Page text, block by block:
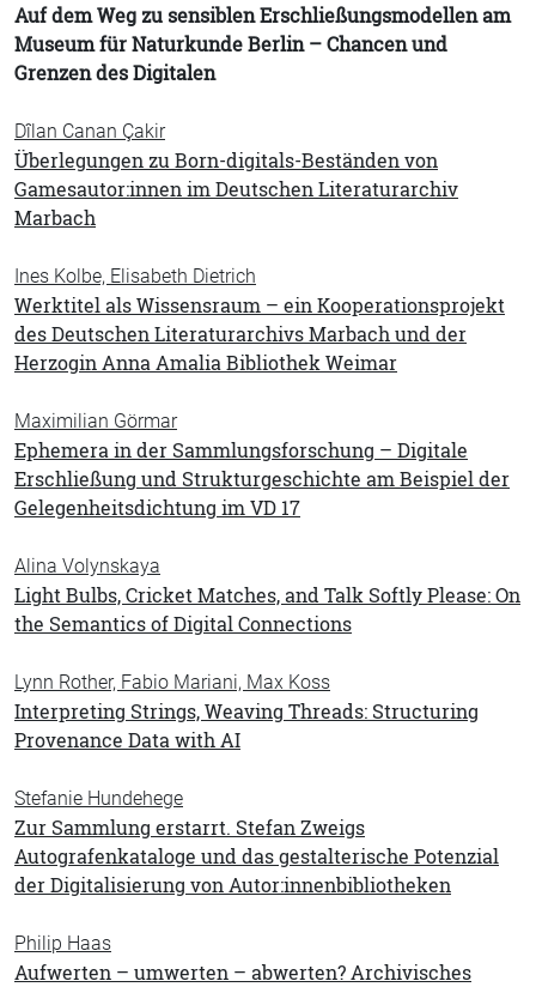
Auf dem Weg zu sensiblen Erschließungsmodellen am
Museum für Naturkunde Berlin – Chancen und
Grenzen des Digitalen
Dîlan Canan Çakir
Überlegungen zu Born-digitals-Beständen von
Gamesautor:innen im Deutschen Literaturarchiv
Marbach
Ines Kolbe, Elisabeth Dietrich
Werktitel als Wissensraum – ein Kooperationsprojekt
des Deutschen Literaturarchivs Marbach und der
Herzogin Anna Amalia Bibliothek Weimar
Maximilian Görmar
Ephemera in der Sammlungsforschung – Digitale
Erschließung und Strukturgeschichte am Beispiel der
Gelegenheitsdichtung im VD 17
Alina Volynskaya
Light Bulbs, Cricket Matches, and Talk Softly Please: On
the Semantics of Digital Connections
Lynn Rother, Fabio Mariani, Max Koss
Interpreting Strings, Weaving Threads: Structuring
Provenance Data with AI
Stefanie Hundehege
Zur Sammlung erstarrt. Stefan Zweigs
Autografenkataloge und das gestalterische Potenzial
der Digitalisierung von Autor:innenbibliotheken
Philip Haas
Aufwerten – umwerten – abwerten? Archivisches